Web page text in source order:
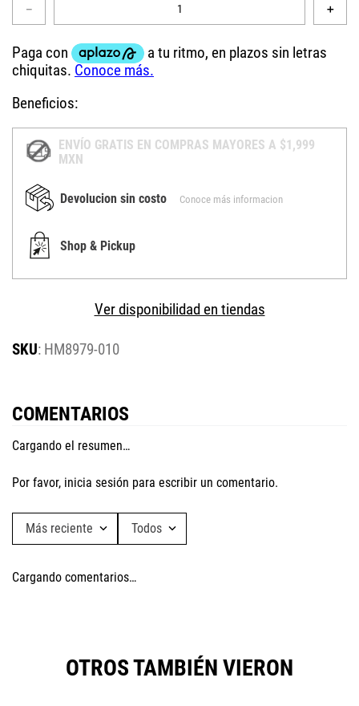
＋
－
Beneficios:
ENVÍO GRATIS EN COMPRAS MAYORES A $1,999
MXN
Devolucion sin costo Conoce más informacion
Shop & Pickup
Ver disponibilidad en tiendas
: HM8979-010
COMENTARIOS
Cargando el resumen…
Por favor, inicia sesión para escribir un comentario.
Más reciente Todos
Cargando comentarios…
OTROS TAMBIÉN VIERON